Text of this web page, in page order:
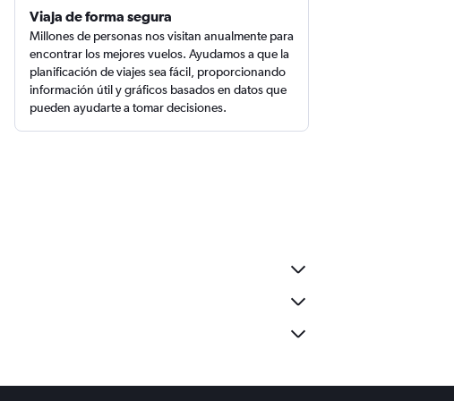
Viaja de forma segura
Millones de personas nos visitan anualmente para
encontrar los mejores vuelos. Ayudamos a que la
planificación de viajes sea fácil, proporcionando
información útil y gráficos basados en datos que
pueden ayudarte a tomar decisiones.